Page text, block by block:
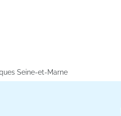
Seine-et-Marne